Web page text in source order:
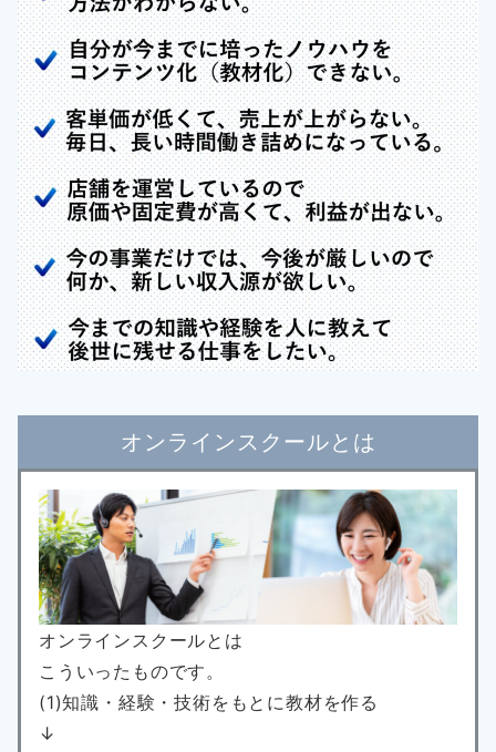
オンラインスクールとは
オンラインスクールとは
こういったものです。
(1)知識・経験・技術をもとに教材を作る
↓